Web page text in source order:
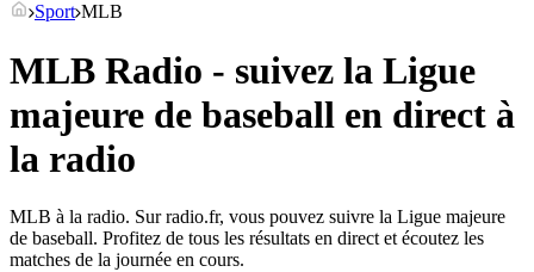
Sport MLB
MLB Radio - suivez la Ligue
majeure de baseball en direct à
la radio
MLB à la radio. Sur radio.fr, vous pouvez suivre la Ligue majeure
de baseball. Profitez de tous les résultats en direct et écoutez les
matches de la journée en cours.